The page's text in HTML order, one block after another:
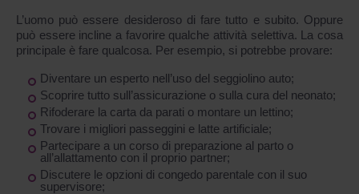
L’uomo può essere desideroso di fare tutto e subito. Oppure
può essere incline a favorire qualche attività selettiva. La cosa
principale è fare qualcosa. Per esempio, si potrebbe provare:
Diventare un esperto nell’uso del seggiolino auto;
Scoprire tutto sull’assicurazione o sulla cura del neonato;
Rifoderare la carta da parati o montare un lettino;
Trovare i migliori passeggini e latte artificiale;
Partecipare a un corso di preparazione al parto o
all’allattamento con il proprio partner;
Discutere le opzioni di congedo parentale con il suo
supervisore;